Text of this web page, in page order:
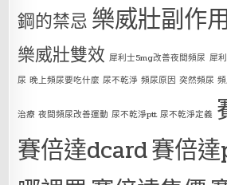
鋼的禁忌 樂威壯副作用
樂威壯雙效 犀利士5mg改善夜間頻尿 犀
尿 晚上頻尿要吃什麼 尿不乾淨 頻尿原因 突然頻尿
治療 夜間頻尿改善運動 尿不乾淨ptt 尿不乾淨定義
賽倍達dcard賽倍